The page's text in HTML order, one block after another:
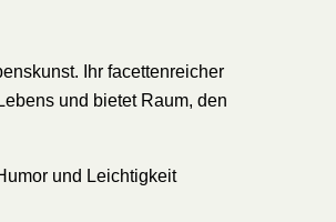
Ihr facettenreicher
und bietet Raum, den
und Leichtigkeit